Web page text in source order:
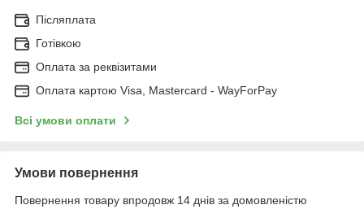
Післяплата
Готівкою
Оплата за реквізитами
Оплата картою Visa, Mastercard - WayForPay
Всі умови оплати
Умови повернення
Повернення товару впродовж 14 днів за домовленістю